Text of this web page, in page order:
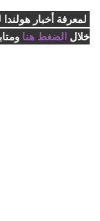
لمعرفة أخبار
خلال الضغط هنا